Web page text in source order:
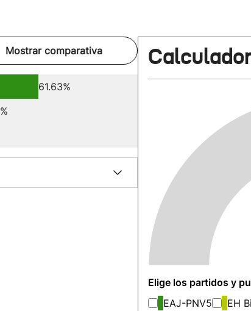
Mostrar comparativa
61.63%
Elige los partidos y
EAJ-PNV5 EH